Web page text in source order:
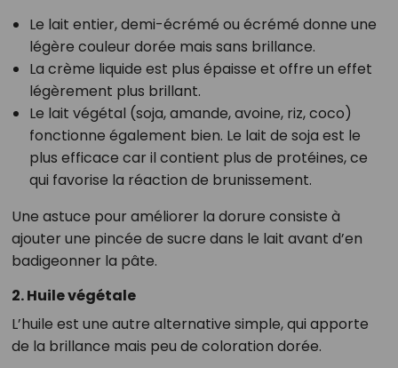
Le lait entier, demi-écrémé ou écrémé donne une
légère couleur dorée mais sans brillance.
La crème liquide est plus épaisse et offre un effet
légèrement plus brillant.
Le lait végétal (soja, amande, avoine, riz, coco)
fonctionne également bien. Le lait de soja est le
plus efficace car il contient plus de protéines, ce
qui favorise la réaction de brunissement.
Une astuce pour améliorer la dorure consiste à
ajouter une pincée de sucre dans le lait avant d’en
badigeonner la pâte.
2. Huile végétale
L’huile est une autre alternative simple, qui apporte
de la brillance mais peu de coloration dorée.